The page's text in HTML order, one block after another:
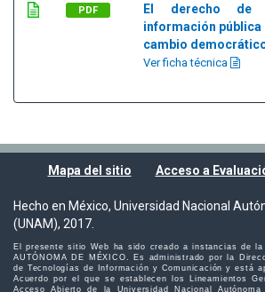
PDF
El derecho
información pública
cambio
Ver ficha técnica
Mapa del sitio Acceso a
Hecho en México, Universidad Nacional
(UNAM), 2017.
El presente sitio Web ha sido creado a instancias de la
AUTÓNOMA DE MÉXICO. Es administrado por la
de Tecnologías de Información y Comunicación y está
Acuerdo por el que se establecen los Lineamientos
Acceso Abierto de la Universidad Nacional